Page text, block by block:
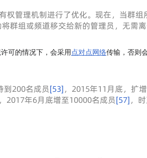
管理机制进行了优化。现在，当群组
群组或频道移交给新的管理员，无需离
可的情况下，会采用 点对点网络传输，否则
200名成员[53]，2015年11月底，扩
，2017年6月底增至10000名成员[57]，